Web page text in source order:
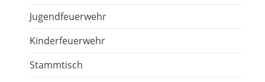
Jugendfeuerwehr
Kinderfeuerwehr
Stammtisch